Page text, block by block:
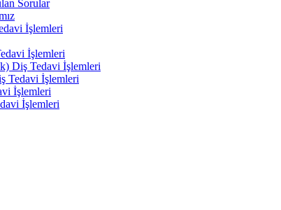
Sorular
İşlemleri
İşlemleri
Diş Tedavi İşlemleri
Tedavi İşlemleri
İşlemleri
İşlemleri